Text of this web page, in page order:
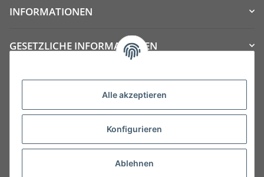
Alle akzeptieren
Konfigurieren
Ablehnen
INFORMATIONEN
GESETZLICHE INFORMATIONEN
Kategorien